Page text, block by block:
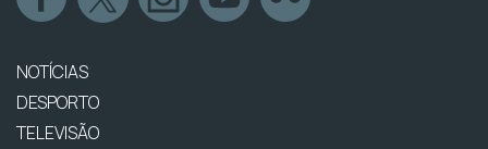
NOTÍCIAS
DESPORTO
TELEVISÃO